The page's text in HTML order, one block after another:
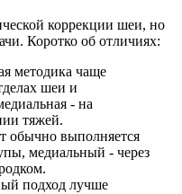
коррекции шеи, но
Коротко об отличиях:
методика чаще
шеи и
- на
тяжей.
обычно выполняется
медиальный - через
подход лучше